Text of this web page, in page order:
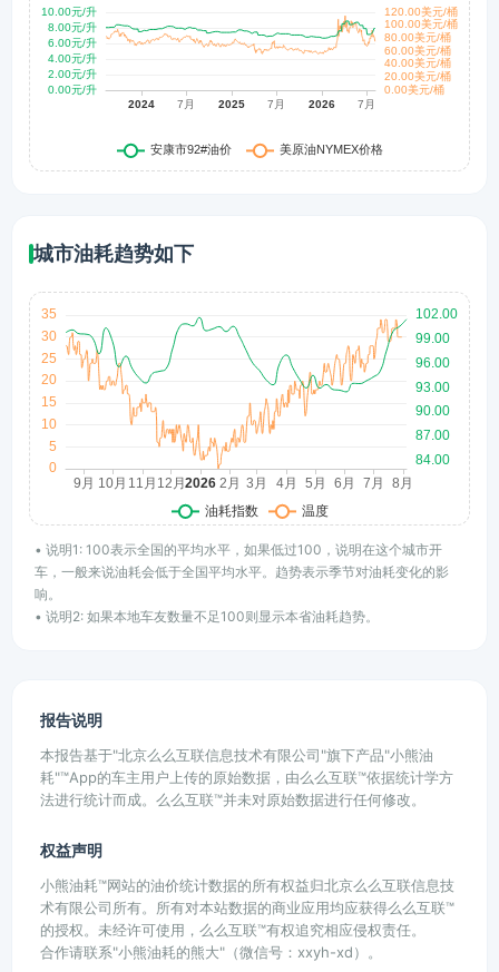
城市油耗趋势如下
• 说明1: 100表示全国的平均水平，如果低过100，说明在这个城市开
车，一般来说油耗会低于全国平均水平。趋势表示季节对油耗变化的影
响。
• 说明2: 如果本地车友数量不足100则显示本省油耗趋势。
报告说明
本报告基于"北京么么互联信息技术有限公司"旗下产品"小熊油
耗"™App的车主用户上传的原始数据，由么么互联™依据统计学方
法进行统计而成。么么互联™并未对原始数据进行任何修改。
权益声明
小熊油耗™网站的油价统计数据的所有权益归北京么么互联信息技
术有限公司所有。所有对本站数据的商业应用均应获得么么互联™
的授权。未经许可使用，么么互联™有权追究相应侵权责任。
合作请联系"小熊油耗的熊大"（微信号：xxyh-xd）。